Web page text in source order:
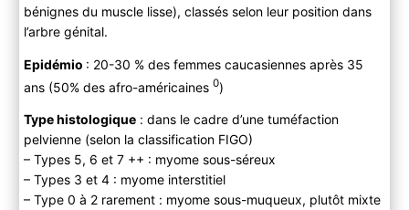
bénignes du muscle lisse), classés selon leur position dans
l’arbre génital.
Epidémio : 20-30 % des femmes caucasiennes après 35
ans (50% des afro-américaines 0)
Type histologique: dans le cadre d’une tuméfaction
pelvienne (selon la classification FIGO)
– Types 5, 6 et 7 ++ : myome sous-séreux
– Types 3 et 4 : myome interstitiel
– Type 0 à 2 rarement : myome sous-muqueux, plutôt mixte